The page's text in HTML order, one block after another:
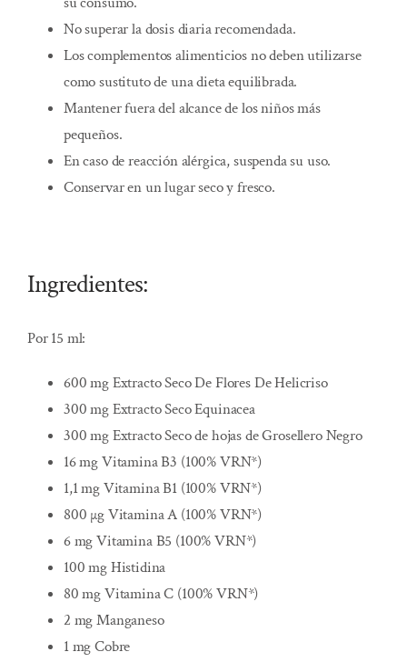
No superar la dosis diaria recomendada.
Los complementos alimenticios no deben utilizarse
como sustituto de una dieta equilibrada.
Mantener fuera del alcance de los niños más
pequeños.
En caso de reacción alérgica, suspenda su uso.
Conservar en un lugar seco y fresco.
Ingredientes:
Por 15 ml:
600 mg Extracto Seco De Flores De Helicriso
300 mg Extracto Seco Equinacea
300 mg Extracto Seco de hojas de Grosellero Negro
16 mg Vitamina B3 (100% VRN*)
1,1 mg Vitamina B1 (100% VRN*)
800 µg Vitamina A (100% VRN*)
6 mg Vitamina B5 (100% VRN*)
100 mg Histidina
80 mg Vitamina C (100% VRN*)
2 mg Manganeso
1 mg Cobre